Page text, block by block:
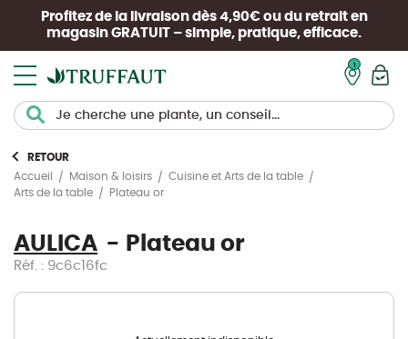
Profitez de la livraison dès 4,90€ ou du retrait en
magasin GRATUIT – simple, pratique, efficace.
RETOUR
Accueil
Maison & loisirs
Cuisine et Arts de la table
Arts de la table
Plateau or
AULICA Plateau or
Réf. : 9c6c16fc